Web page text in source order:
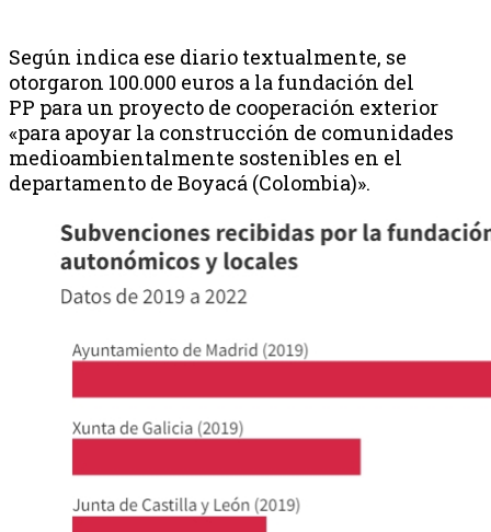
Según indica ese diario textualmente, se
otorgaron 100.000 euros a la fundación del
PP para un proyecto de cooperación exterior
«para apoyar la construcción de comunidades
medioambientalmente sostenibles en el
departamento de Boyacá (Colombia)».